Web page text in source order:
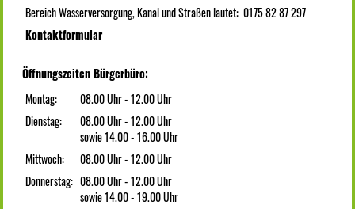
Bereich Wasserversorgung, Kanal und Straßen lautet: 0175 82 87 297
Kontaktformular
Öffnungszeiten Bürgerbüro:
Montag:
08.00 Uhr - 12.00 Uhr
Dienstag:
08.00 Uhr - 12.00 Uhr
sowie 14.00 - 16.00 Uhr
Mittwoch:
08.00 Uhr - 12.00 Uhr
Donnerstag: 08.00 Uhr - 12.00 Uhr
sowie 14.00 - 19.00 Uhr